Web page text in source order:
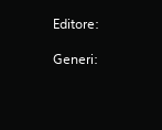
Editore:
Generi: